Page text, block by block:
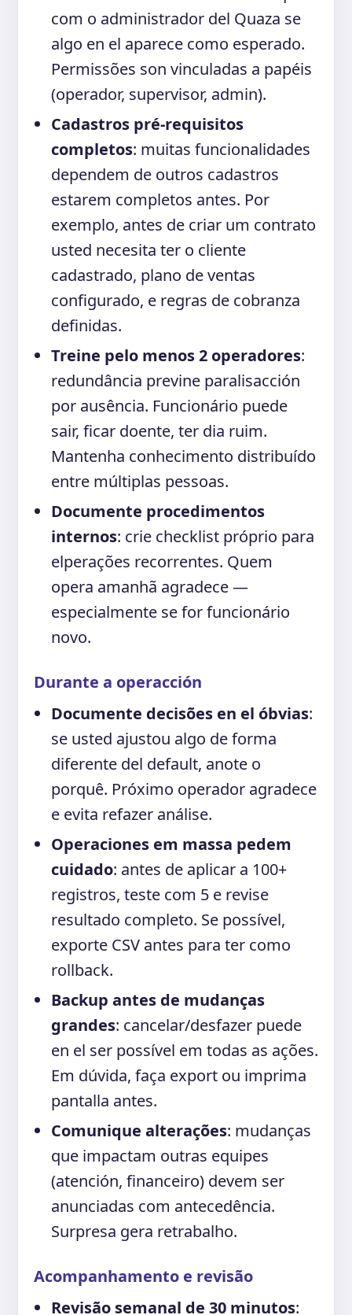
com o administrador del Quaza se
algo en el aparece como esperado.
Permissões son vinculadas a papéis
(operador, supervisor, admin).
Cadastros pré-requisitos
completos: muitas funcionalidades
dependem de outros cadastros
estarem completos antes. Por
exemplo, antes de criar um contrato
usted necesita ter o cliente
cadastrado, plano de ventas
configurado, e regras de cobranza
definidas.
Treine pelo menos 2 operadores:
redundância previne paralisacción
por ausência. Funcionário puede
sair, ficar doente, ter dia ruim.
Mantenha conhecimento distribuído
entre múltiplas pessoas.
Documente procedimentos
internos: crie checklist próprio para
elperações recorrentes. Quem
opera amanhã agradece —
especialmente se for funcionário
novo.
Durante a operacción
Documente decisões en el óbvias:
se usted ajustou algo de forma
diferente del default, anote o
porquê. Próximo operador agradece
e evita refazer análise.
Operaciones em massa pedem
cuidado: antes de aplicar a 100+
registros, teste com 5 e revise
resultado completo. Se possível,
exporte CSV antes para ter como
rollback.
Backup antes de mudanças
grandes: cancelar/desfazer puede
en el ser possível em todas as ações.
Em dúvida, faça export ou imprima
pantalla antes.
Comunique alterações: mudanças
que impactam outras equipes
(atención, financeiro) devem ser
anunciadas com antecedência.
Surpresa gera retrabalho.
Acompanhamento e revisão
Revisão semanal de 30 minutos: